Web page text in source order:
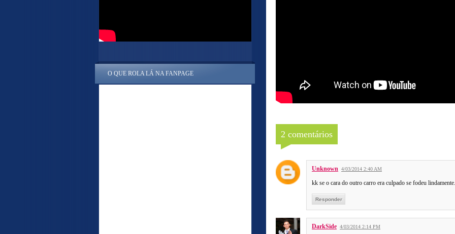
2 comentários
Unknown 4/03/2014 2:40 AM
kk se o cara do outro carro era culpado se fodeu lindamente.
Responder
DarkSide 4/03/2014 2:14 PM
O QUE ROLA LÁ NA FANPAGE